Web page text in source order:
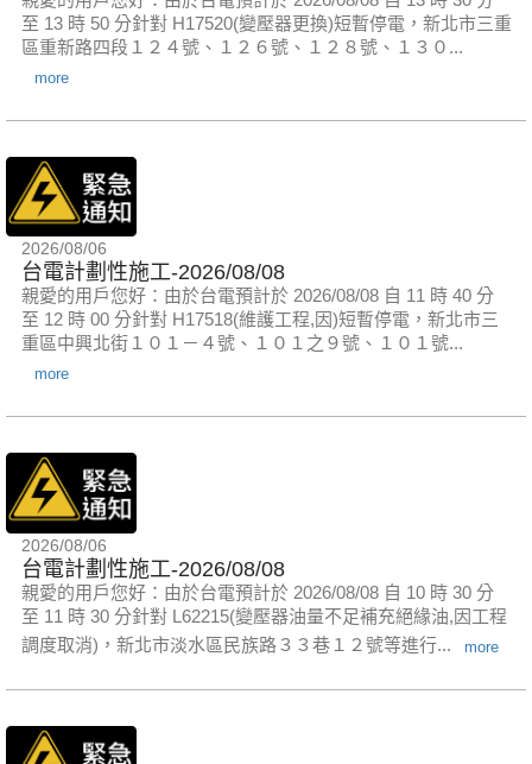
至 13 時 50 分針對 H17520(變壓器更換)短暫停電，新北市三重
區重新路四段１２４號、１２６號、１２８號、１３０...
more
2026/08/06
台電計劃性施工-2026/08/08
親愛的用戶您好：由於台電預計於 2026/08/08 自 11 時 40 分
至 12 時 00 分針對 H17518(維護工程,因)短暫停電，新北市三
重區中興北街１０１－４號、１０１之９號、１０１號...
more
2026/08/06
台電計劃性施工-2026/08/08
親愛的用戶您好：由於台電預計於 2026/08/08 自 10 時 30 分
至 11 時 30 分針對 L62215(變壓器油量不足補充絕緣油,因工程
調度取消)，新北市淡水區民族路３３巷１２號等進行...
more